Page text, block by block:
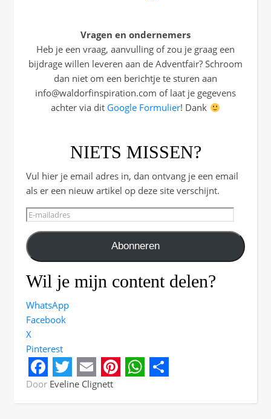
Vragen en ondernemers
Heb je een vraag, aanvulling of zou je graag een
bijdrage willen leveren aan de Adventfair? Schroom
dan niet om een berichtje te sturen aan
info@waldorfinspiration.com of laat je gegevens
achter via dit Google Formulier! Dank
NIETS MISSEN?
Vul hier je email adres in, dan ontvang je een email
als er een nieuw artikel op deze site verschijnt.
E-mailadres
Abonneren
Wil je mijn content delen?
WhatsApp
Facebook
X
Pinterest
Facebook
Twitter
EmailPinterest
WhatsApp
Share
Door Eveline Clignett